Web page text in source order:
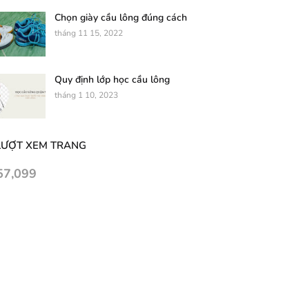
Chọn giày cầu lông đúng cách
tháng 11 15, 2022
Quy định lớp học cầu lông
tháng 1 10, 2023
XEM TRANG